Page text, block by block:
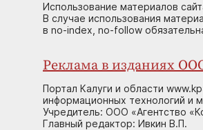
Использование материалов
В случае использования
в no-index, no-follow
Реклама в изданиях
Портал Калуги и области
информационных технологий и
Учредитель: ООО «Агентство
Главный редактор: Ивкин В.П.